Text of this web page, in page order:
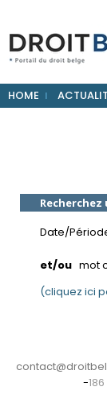
HOME
Date/
et/ou mot
(cliquez ici
-